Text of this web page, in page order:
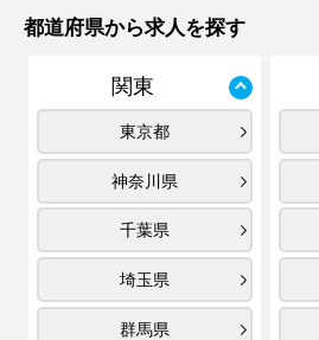
都道府県から求人を探す
関東
東京都
神奈川県
千葉県
埼玉県
群馬県